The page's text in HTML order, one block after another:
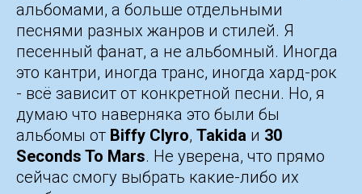
альбомами, а больше отдельными
песнями разных жанров и стилей. Я
песенный фанат, а не альбомный. Иногда
это кантри, иногда транс, иногда хард-рок
- всё зависит от конкретной песни. Но, я
думаю что наверняка это были бы
альбомы от Biffy Clyro, Takida и 30
Seconds To Mars. Не уверена, что прямо
сейчас смогу выбрать какие-либо их